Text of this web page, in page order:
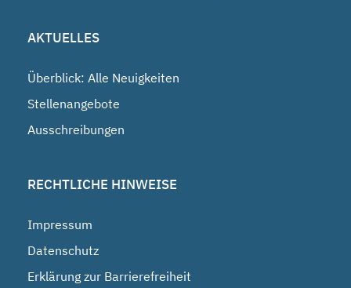
AKTUELLES
Überblick: Alle Neuigkeiten
Stellenangebote
Ausschreibungen
RECHTLICHE HINWEISE
Impressum
Datenschutz
Erklärung zur Barrierefreiheit